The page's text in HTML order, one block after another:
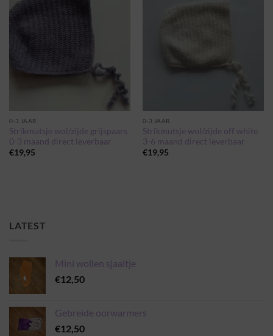
0-3 JAAR
Strikmutsje wol/zijde grijspaars
0-3 maand direct leverbaar
€19,95
0-3 JAAR
Strikmutsje wol/zijde off white
3-6 maand direct leverbaar
€19,95
LATEST
Mini wollen sjaaltje
€12,50
Gebreide oorwarmers
€12,50